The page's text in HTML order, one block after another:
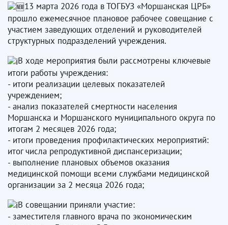
13 марта 2026 года в ТОГБУЗ «Моршанская ЦРБ»
прошло ежемесячное плановое рабочее совещание с
участием заведующих отделений и руководителей
структурных подразделений учреждения.
В ходе мероприятия были рассмотрены ключевые
итоги работы учреждения:
- итоги реализации целевых показателей
учреждением;
- анализ показателей смертности населения
Моршанска и Моршанского муниципального округа по
итогам 2 месяцев 2026 года;
- итоги проведения профилактических мероприятий:
итог числа репродуктивной диспансеризации;
- выполнение плановых объемов оказания
медицинской помощи всеми службами медицинской
организации за 2 месяца 2026 года;
В совещании приняли участие:
- заместителя главного врача по экономическим